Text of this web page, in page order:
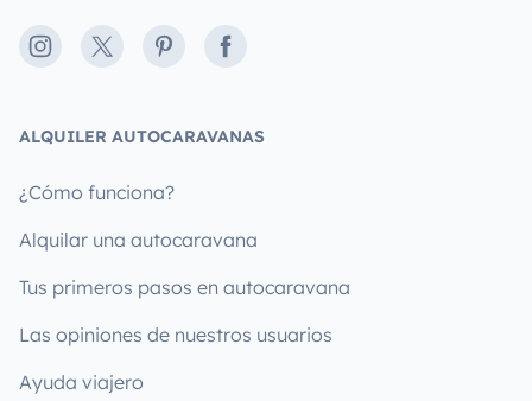
Instagram
X PinterestFacebook
ALQUILER AUTOCARAVANAS
¿Cómo funciona?
Alquilar una autocaravana
Tus primeros pasos en autocaravana
Las opiniones de nuestros usuarios
Ayuda viajero